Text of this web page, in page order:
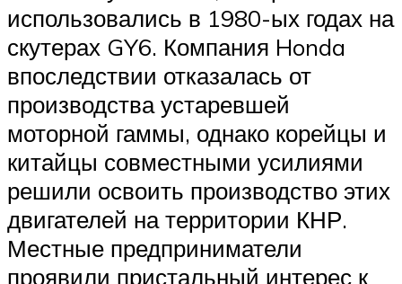
использовались в 1980-ых годах на
скутерах GY6. Компания Honda
впоследствии отказалась от
производства устаревшей
моторной гаммы, однако корейцы и
китайцы совместными усилиями
решили освоить производство этих
двигателей на территории КНР.
Местные предприниматели
проявили пристальный интерес к